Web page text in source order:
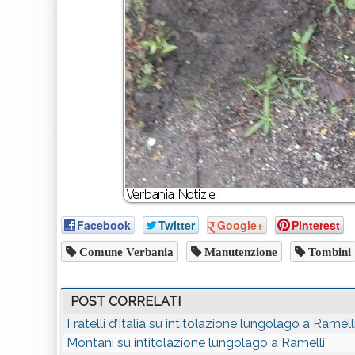
Facebook Twitter Google+ Pinterest
Comune Verbania Manutenzione Tombini
POST CORRELATI
Fratelli d’Italia su intitolazione lungolago a
Montani su intitolazione lungolago a Ramelli